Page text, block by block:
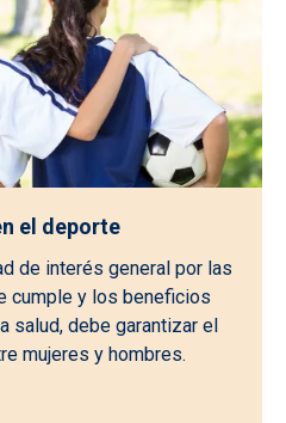
el deporte
de interés general por las
cumple y los beneficios
salud, debe garantizar el
mujeres y hombres.